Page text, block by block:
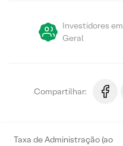
Investidores em
Geral
Compartilhar:
Taxa de Administração (ao